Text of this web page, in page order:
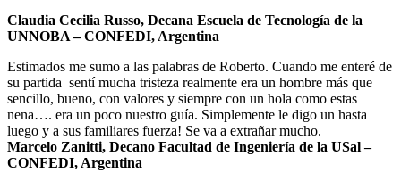
Claudia Cecilia Russo, Decana Escuela de Tecnología de la
UNNOBA– CONFEDI, Argentina
Estimados me sumo a las palabras de Roberto. Cuando me enteré de
su partida sentí mucha tristeza realmente era un hombre más que
sencillo, bueno, con valores y siempre con un hola como estas
nena…. era un poco nuestro guía. Simplemente le digo un hasta
luego y a sus familiares fuerza! Se va a extrañar mucho.
Marcelo Zanitti, Decano Facultad de Ingeniería de la USal–
CONFEDI, Argentina